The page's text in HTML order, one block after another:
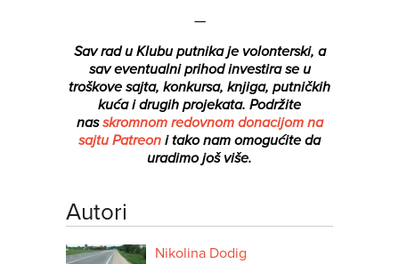
—
Sav rad u Klubu putnika je volonterski, a
sav eventualni prihod investira se u
troškove sajta, konkursa, knjiga, putničkih
kuća i drugih projekata. Podržite
nasskromnom redovnom donacijom na
sajtu Patreon i tako nam omogućite da
uradimo još više.
Autori
Nikolina Dodig